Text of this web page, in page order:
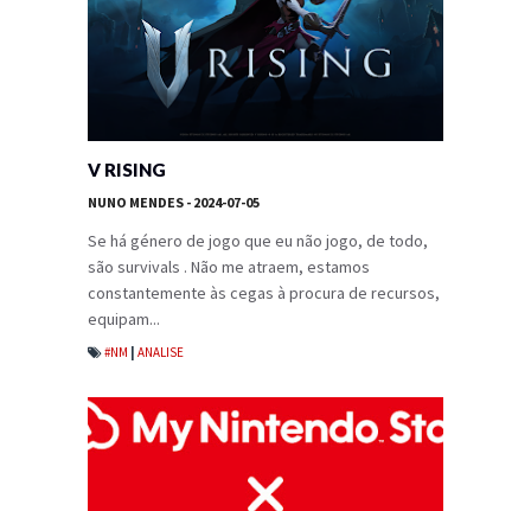
V RISING
NUNO MENDES - 2024-07-05
Se há género de jogo que eu não jogo, de todo,
são survivals . Não me atraem, estamos
constantemente às cegas à procura de recursos,
equipam...
#NM ANALISE